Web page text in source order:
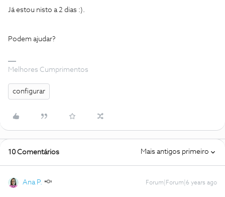
Já estou nisto a 2 dias :).
Podem ajudar?
Melhores Cumprimentos
configurar
10 Comentários Mais antigos primeiro
Ana P. Forum|Forum|6 years ago